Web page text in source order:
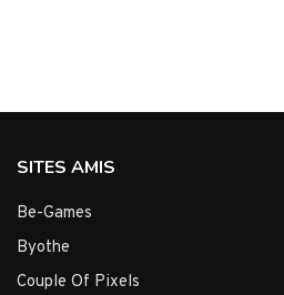
SITES AMIS
Be-Games
Byothe
Couple Of Pixels